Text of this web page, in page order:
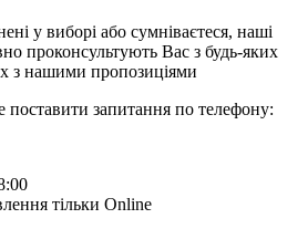
у виборі або сумніваєтеся, наші
проконсультують Вас з будь-яких
з нашими пропозиціями
запитання по телефону:
тільки Online